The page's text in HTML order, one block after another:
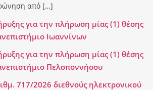
από […]
για την πλήρωση μίας (1) θέσης
Ιωαννίνων
για την πλήρωση μίας (1) θέσης
Πελοποννήσου
717/2026 διεθνούς ηλεκτρονικού